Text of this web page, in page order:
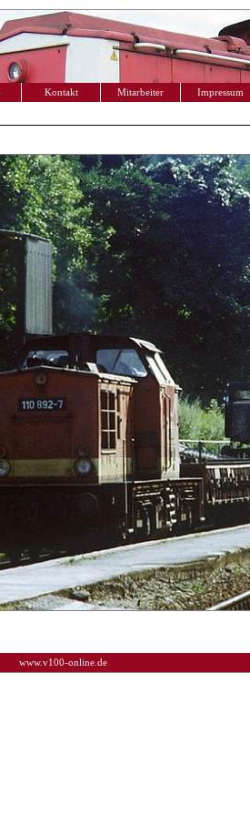
Kontakt Mitarbeiter Impressum
www.v100-online.de